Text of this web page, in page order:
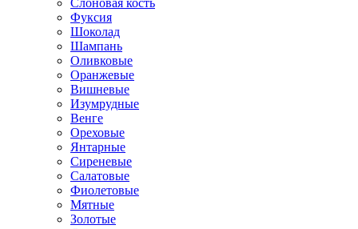
Слоновая кость
Фуксия
Шоколад
Шампань
Оливковые
Оранжевые
Вишневые
Изумрудные
Венге
Ореховые
Янтарные
Сиреневые
Салатовые
Фиолетовые
Мятные
Золотые